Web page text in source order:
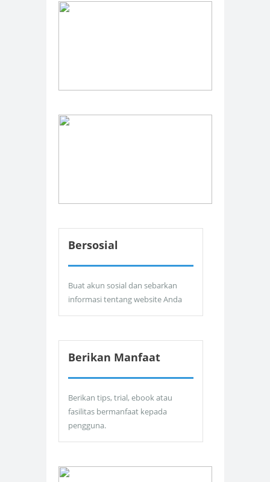
Bersosial
Buat akun sosial dan sebarkan
informasi tentang website Anda
Berikan Manfaat
Berikan tips, trial, ebook atau
fasilitas bermanfaat kepada
pengguna.